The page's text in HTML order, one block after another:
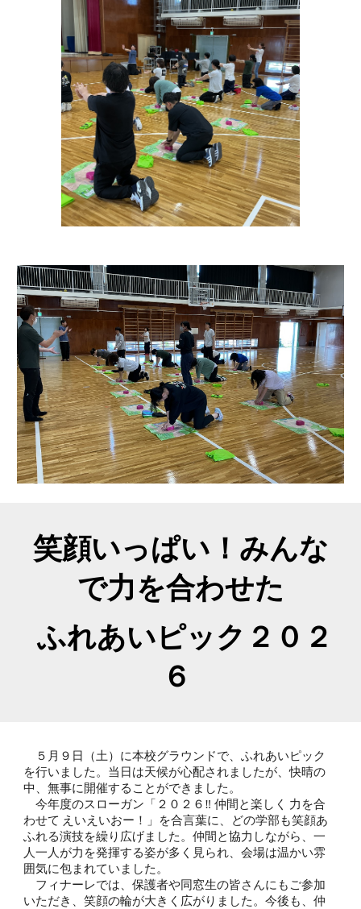
笑顔いっぱい！みんな
で力を合わせた
ふれあいピック２０２
６
５月９日（土）に本校グラウンドで、ふれあいピック
を行いました。当日は天候が心配されましたが、快晴の
中、無事に開催することができました。
今年度のスローガン「２０２６‼ 仲間と楽しく 力を合
わせて えいえいおー！」を合言葉に、どの学部も笑顔あ
ふれる演技を繰り広げました。仲間と協力しながら、一
人一人が力を発揮する姿が多く見られ、会場は温かい雰
囲気に包まれていました。
フィナーレでは、保護者や同窓生の皆さんにもご参加
いただき、笑顔の輪が大きく広がりました。今後も、仲